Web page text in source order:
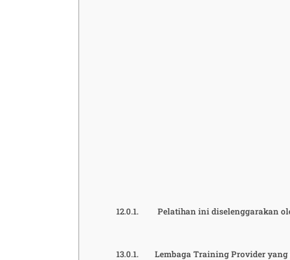
Pelatihan ini diselenggarakan
Lembaga Training Provider